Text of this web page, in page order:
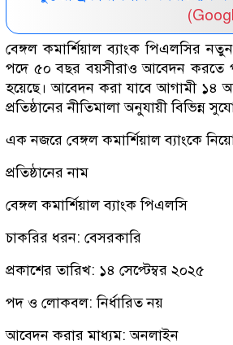
বেঙ্গল কমার্শিয়াল ব্যাংক পিএলসির নতুন
পদে ৫০ বছর বয়সীরাও আবেদন করতে
হয়েছে। আবেদন করা যাবে আগামী ১৪
প্রতিষ্ঠানের নীতিমালা অনুযায়ী বিভিন্ন
এক নজরে বেঙ্গল কমার্শিয়াল ব্যাংকে
প্রতিষ্ঠানের নাম
বেঙ্গল কমার্শিয়াল ব্যাংক পিএলসি
চাকরির ধরন: বেসরকারি
প্রকাশের তারিখ: ১৪ সেপ্টেম্বর ২০২৫
পদ ও লোকবল: নির্ধারিত নয়
আবেদন করার মাধ্যম: অনলাইন